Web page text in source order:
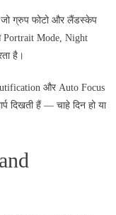
जो ग्रुप फोटो और लैंडस्केप
Portrait Mode, Night
है।
और Auto Focus
दिखती हैं — चाहे दिन हो या